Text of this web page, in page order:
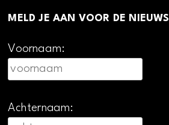
MELD JE AAN VOOR DE
Voornaam:
Achternaam: